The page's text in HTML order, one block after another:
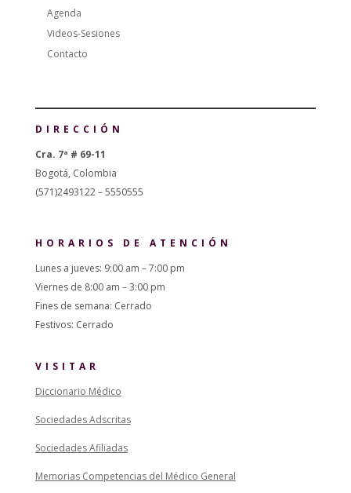
Agenda
Videos-Sesiones
Contacto
DIRECCIÓN
Cra. 7ª # 69-11
Bogotá, Colombia
(571)2493122 – 5550555
HORARIOS DE ATENCIÓN
Lunes a jueves: 9:00 am – 7:00 pm
Viernes de 8:00 am – 3:00 pm
Fines de semana: Cerrado
Festivos: Cerrado
VISITAR
Diccionario Médico
Sociedades Adscritas
Sociedades Afiliadas
Memorias Competencias del Médico General